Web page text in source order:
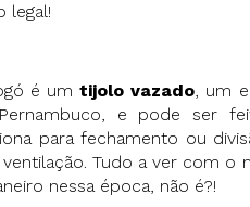
legal!
é umtijolo vazado, um
e pode ser
para fechamento ou
ventilação. Tudo a ver com o
nessa época, não é?!